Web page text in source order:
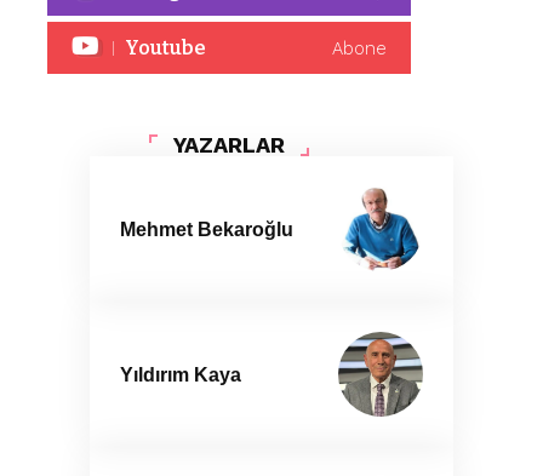
Youtube Abone
YAZARLAR
Mehmet Bekaroğlu
Yıldırım Kaya